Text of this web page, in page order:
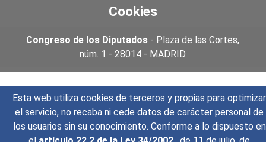
Esta web utiliza cookies de terceros y propias para optimizar
el servicio, no recaba ni cede datos de carácter personal de
los usuarios sin su conocimiento. Conforme a lo dispuesto en
Cookies
Congreso de los Diputados - Plaza de las Cortes,
núm. 1 - 28014 - MADRID